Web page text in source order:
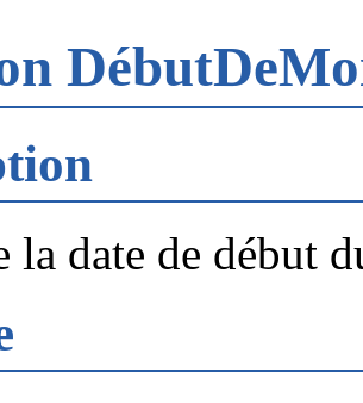
la date de début